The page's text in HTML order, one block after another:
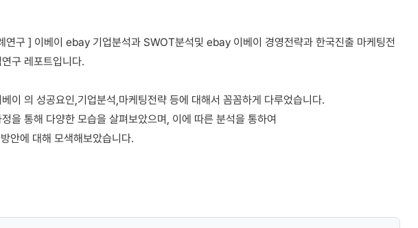
연구 ] 이베이 ebay 기업분석과 SWOT분석및 ebay 이베이 경영전략과 한국진출 마케팅전
구 레포트입니다.
이 의 성공요인,기업분석,마케팅전략 등에 대해서 꼼꼼하게 다루었습니다.
을 통해 다양한 모습을 살펴보았으며, 이에 따른 분석을 통하여
안에 대해 모색해보았습니다.